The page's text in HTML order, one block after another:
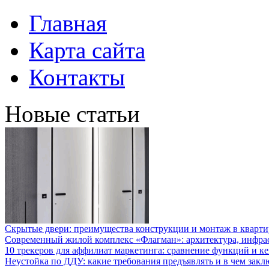
Главная
Карта сайта
Контакты
Новые статьи
Скрытые двери: преимущества конструкции и монтаж в
Современный жилой комплекс «Флагман»: архитектура,
10 трекеров для аффилиат маркетинга: сравнение функций и
Неустойка по ДДУ: какие требования предъявлять и в чем